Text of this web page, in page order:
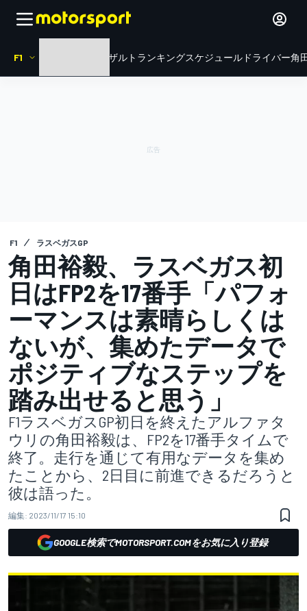
F1 リザルト ランキングスケジュール ドライバー角
F1 ラスベガスGP
角田裕毅、ラスベガス初
日はFP2を17番手「パフォ
ーマンスは素晴らしくは
ないが、集めたデータで
ポジティブなステップを
踏み出せると思う」
F1ラスベガスGP初日を終えたアルファタ
ウリの角田裕毅は、FP2を17番手タイムで
終了。走行を通じて有用なデータを集め
たことから、2日目に前進できるだろうと
彼は語った。
編集: 2023/11/17 15:10
GOOGLE検索でMOTORSPORT.COMをお気に入り登録